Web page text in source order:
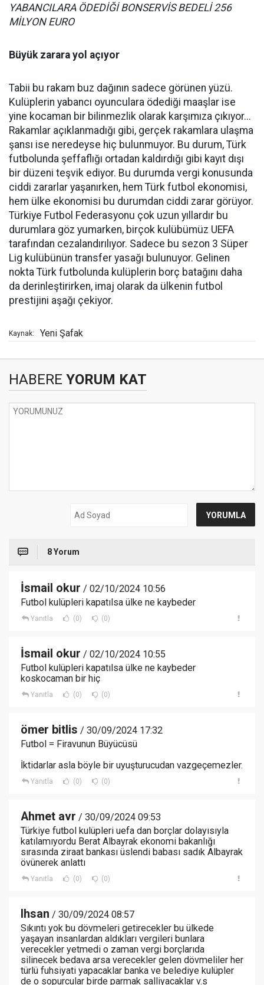
YABANCILARA ÖDEDİĞİ BONSERVİS BEDELİ 256
MİLYON EURO
Büyük zarara yol açıyor
Tabii bu rakam buz dağının sadece görünen yüzü.
Kulüplerin yabancı oyunculara ödediği maaşlar ise
yine kocaman bir bilinmezlik olarak karşımıza çıkıyor...
Rakamlar açıklanmadığı gibi, gerçek rakamlara ulaşma
şansı ise neredeyse hiç bulunmuyor. Bu durum, Türk
futbolunda şeffaflığı ortadan kaldırdığı gibi kayıt dışı
bir düzeni teşvik ediyor. Bu durumda vergi konusunda
ciddi zararlar yaşanırken, hem Türk futbol ekonomisi,
hem ülke ekonomisi bu durumdan ciddi zarar görüyor.
Türkiye Futbol Federasyonu çok uzun yıllardır bu
durumlara göz yumarken, birçok kulübümüz UEFA
tarafından cezalandırılıyor. Sadece bu sezon 3 Süper
Lig kulübünün transfer yasağı bulunuyor. Gelinen
nokta Türk futbolunda kulüplerin borç batağını daha
da derinleştirirken, imaj olarak da ülkenin futbol
prestijini aşağı çekiyor.
Kaynak: Yeni Şafak
HABERE YORUM KAT
8 Yorum
İsmail okur / 02/10/2024 10:56
Futbol kulüpleri kapatılsa ülke ne kaybeder
Yanıtla (0) (0)
İsmail okur / 02/10/2024 10:55
Futbol kulüpleri kapatılsa ülke ne kaybeder
koskocaman bir hiç
Yanıtla (0) (0)
ömer bitlis / 30/09/2024 17:32
Futbol = Firavunun Büyücüsü
İktidarlar asla böyle bir uyuşturucudan vazgeçemezler.
Yanıtla (0) (0)
Ahmet avr / 30/09/2024 09:53
Türkiye futbol kulüpleri uefa dan borçlar dolayısıyla
katılamıyordu Berat Albayrak ekonomi bakanlığı
sırasında ziraat bankası üslendi babası sadık Albayrak
övünerek anlattı
Yanıtla (0) (0)
Ihsan / 30/09/2024 08:57
Sıkıntı yok bu dövmeleri getirecekler bu ülkede
yaşayan insanlardan aldıkları vergileri bunlara
verecekler yetmedi o zaman vergi borçlarıda
silinecek bedava arsa verecekler gelen dövmeliler her
türlü fuhsiyati yapacaklar banka ve belediye kulüpler
de o sopurcular birde parmak salliyacaklar v.s